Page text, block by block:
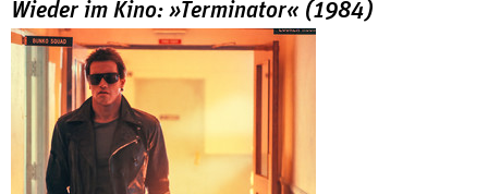
Wieder im Kino: »Terminator« (1984)